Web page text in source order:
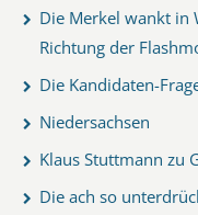
Die Merkel wankt in
Richtung der
Die Kandidaten-
Niedersachsen
Klaus Stuttmann zu
Die ach so